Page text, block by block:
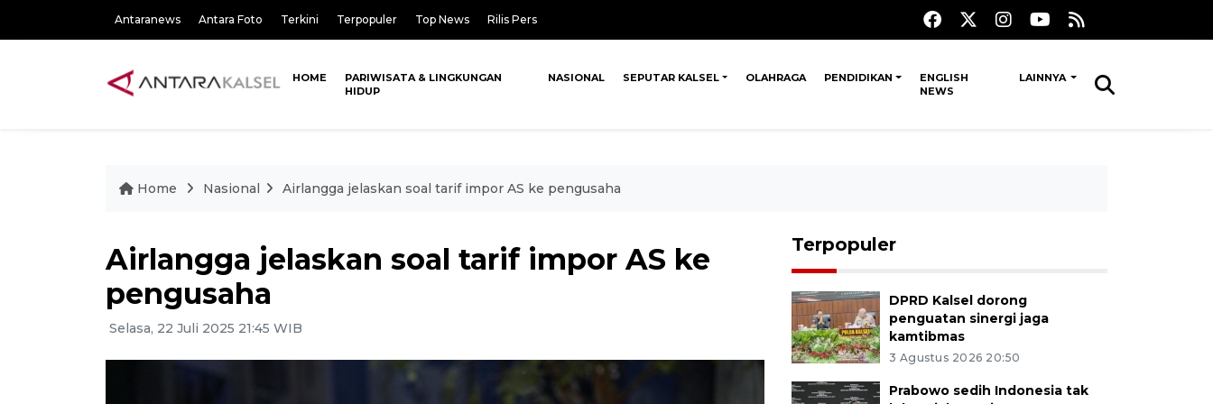
Antaranews Antara Foto Terkini Terpopuler Top News Rilis Pers
HOME
PARIWISATA & LINGKUNGAN
HIDUP
NASIONAL SEPUTAR KALSEL OLAHRAGA PENDIDIKAN
ENGLISH
NEWS
LAINNYA
Home Nasional Airlangga jelaskan soal tarif impor AS ke pengusaha
Airlangga jelaskan soal tarif impor AS ke
pengusaha
Selasa, 22 Juli 2025 21:45 WIB
Terpopuler
DPRD Kalsel dorong
penguatan sinergi jaga
kamtibmas
3 Agustus 2026 20:50
Prabowo sedih Indonesia tak